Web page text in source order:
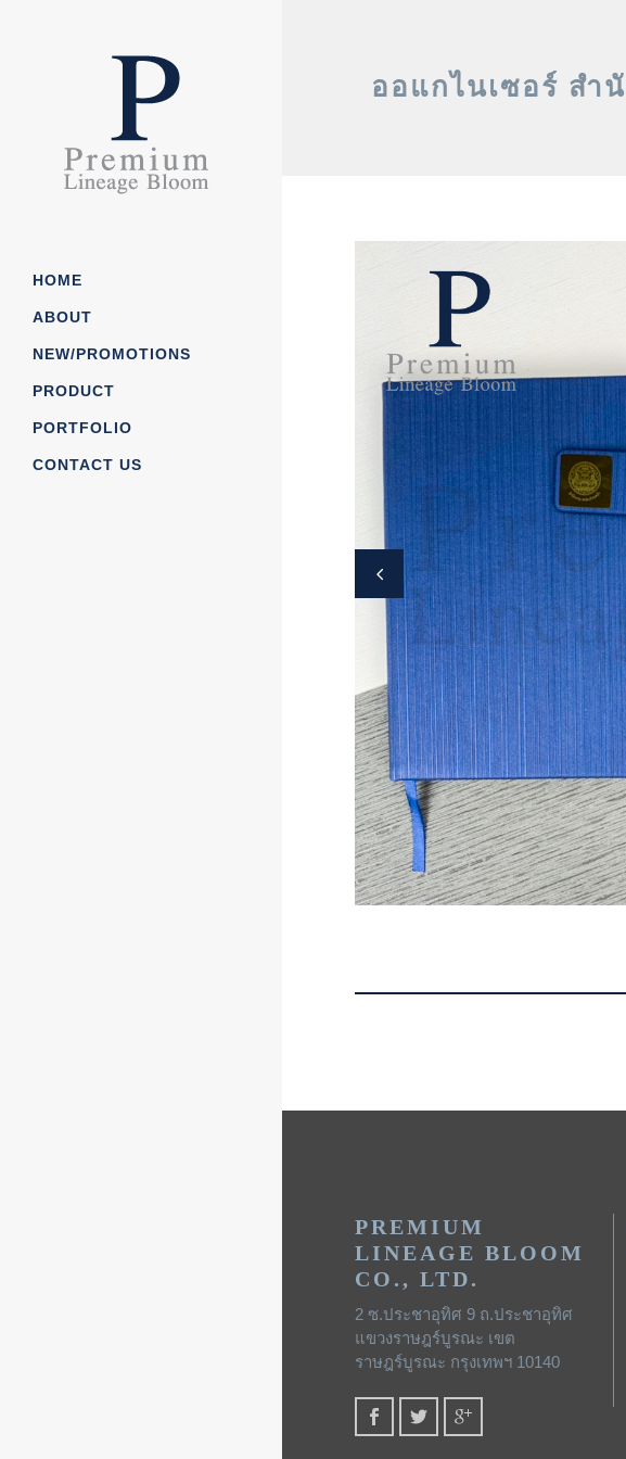
HOME
ABOUT
News/CSR
Privacy
Order-
NEW/PROMOTIONS
PRODUCT
กระดาษโน๊ต/ กระดาษก้อน
ถุงกกระดาษ
สมุดโน๊ต
สมุดโน๊
ออแกไ
PORTFOLIO
CONTACT US
ออแกไนเซอร์ สำ
PREMIUM
LINEAGE BLOOM
CO., LTD.
2 ซ.ประชาอุทิศ 9 ถ.ประชาอุทิศ
แขวงราษฎร์บูรณะ เขต
ราษฎร์บูรณะ กรุงเทพฯ 10140